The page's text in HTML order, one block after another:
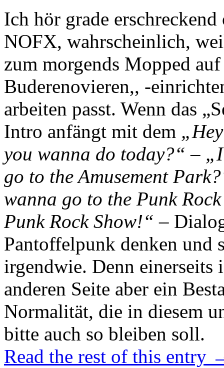
Ich hör grade
NOFX, wahrscheinlich,
zum morgends Mopped
Buderenovieren,, -
arbeiten passt. Wenn das
Intro anfängt mit dem
you wanna do today?“ –
go to the Amusement
wanna go to the Punk
Punk Rock Show!“ –
Pantoffelpunk denken und
irgendwie. Denn einerseits
anderen Seite aber ein
Normalität, die in diesem
bitte auch so bleiben soll.
Read the rest of this entry